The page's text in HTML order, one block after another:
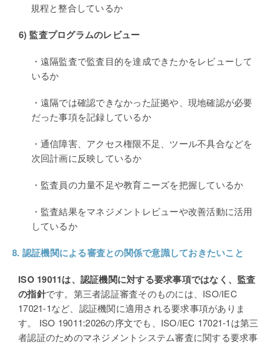
規程と整合しているか
6) 監査プログラムのレビュー
・遠隔監査で監査目的を達成できたかをレビューして
いるか
・遠隔では確認できなかった証拠や、現地確認が必要
だった事項を記録しているか
・通信障害、アクセス権限不足、ツール不具合などを
次回計画に反映しているか
・監査員の力量不足や教育ニーズを把握しているか
・監査結果をマネジメントレビューや改善活動に活用
しているか
8. 認証機関による審査との関係で意識しておきたいこと
ISO 19011は、認証機関に対する要求事項ではなく、監査
の指針です。第三者認証審査そのものには、ISO/IEC
17021-1など、認証機関に適用される要求事項がありま
す。 ISO 19011:2026の序文でも、ISO/IEC 17021-1は第三
者認証のためのマネジメントシステム審査に関する要求事